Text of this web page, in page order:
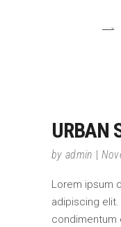
URBAN
by admin
Lorem ipsum
adipiscing
condimentum